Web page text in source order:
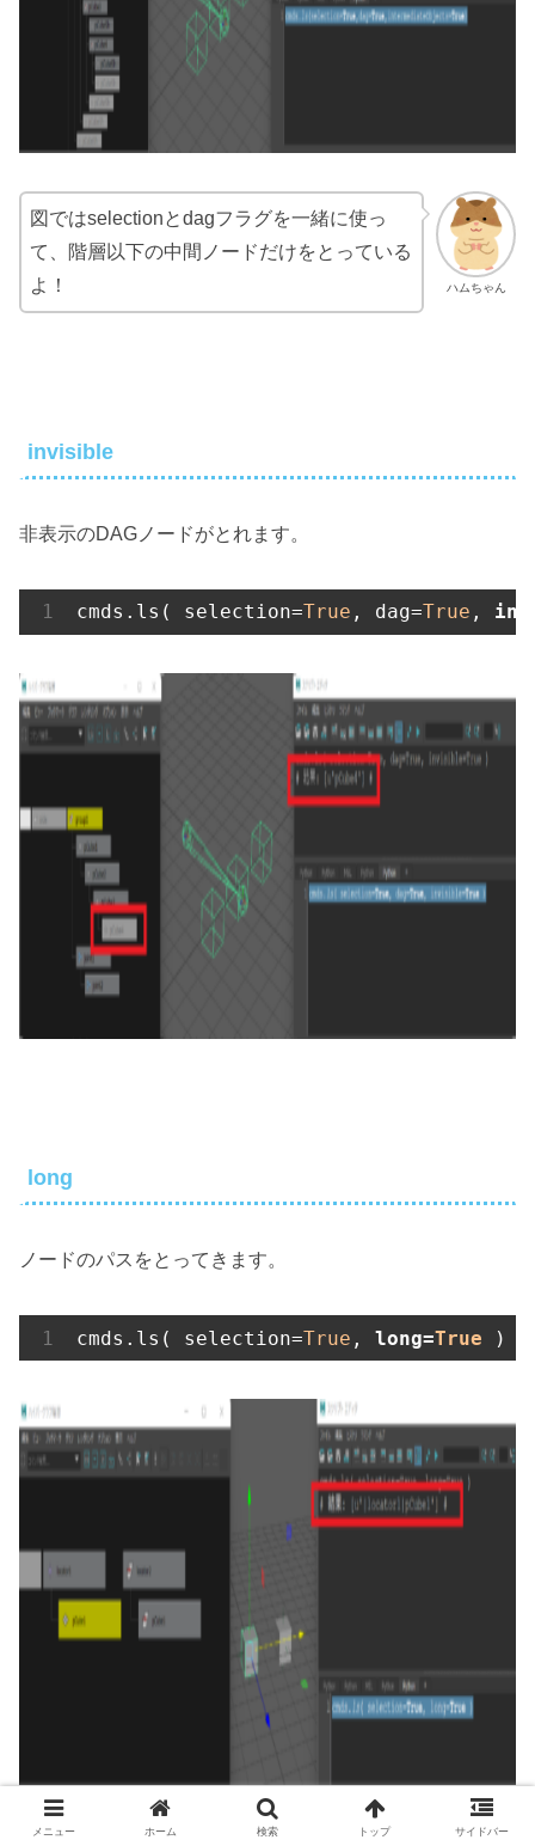
ハムちゃん
図ではselectionとdagフラグを一緒に使っ
て、階層以下の中間ノードだけをとっている
よ！
invisible
非表示のDAGノードがとれます。
cmds.ls( selection=True , dag=True ,
long
ノードのパスをとってきます。
cmds.ls( selection=True , long=True )
メニュー ホーム 検索 トップ サイドバー